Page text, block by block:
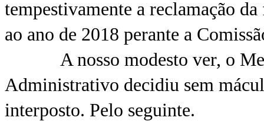
tempestivamente a reclamação
ao ano de 2018 perante a
A nosso modesto ver, o
Administrativo decidiu sem
interposto. Pelo seguinte.